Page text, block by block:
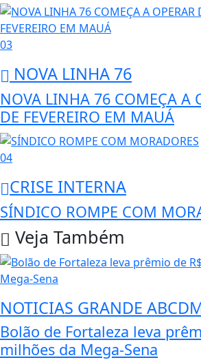
03
NOVA LINHA 76
NOVA LINHA 76 COMEÇA A
DE FEVEREIRO EM MAUÁ
04
CRISE INTERNA
SÍNDICO ROMPE COM
Veja Também
NOTICIAS GRANDE
Bolão de Fortaleza leva
milhões da Mega-Sena